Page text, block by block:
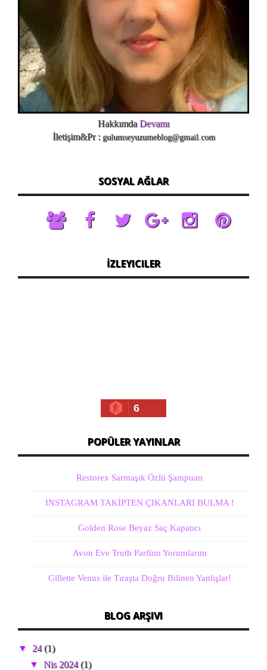
HakkımdaDevamı
İletişim&Pr : gulumseyuzumeblog@gmail.com
SOSYAL AĞLAR
İZLEYICILER
6
POPÜLER YAYINLAR
Restorex Sarmaşık Özlü Şampuan
INSTAGRAM TAKİPTEN ÇIKANLARI BULMA !
Golden Rose Beyaz Saç Kapatıcı
Avon Eve Truth Parfüm Yorumlarım
Gillette Venus ile Tıraşta Doğru Bilinen Yanlışlar!
BLOG ARŞIVI
▼ 24(1)
▼Nis 2024(1)